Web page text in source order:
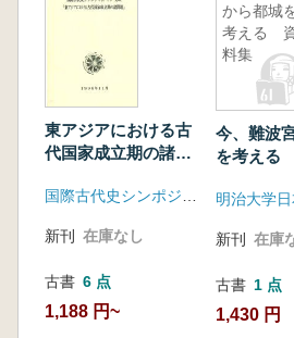
東アジアにおける古
代国家成立期の諸問
新刊 在庫なし
古書 6 点
1,188 円~
から都城
考える
料集
今、難波
を考える
新刊 在庫
古書 1 点
1,430 円